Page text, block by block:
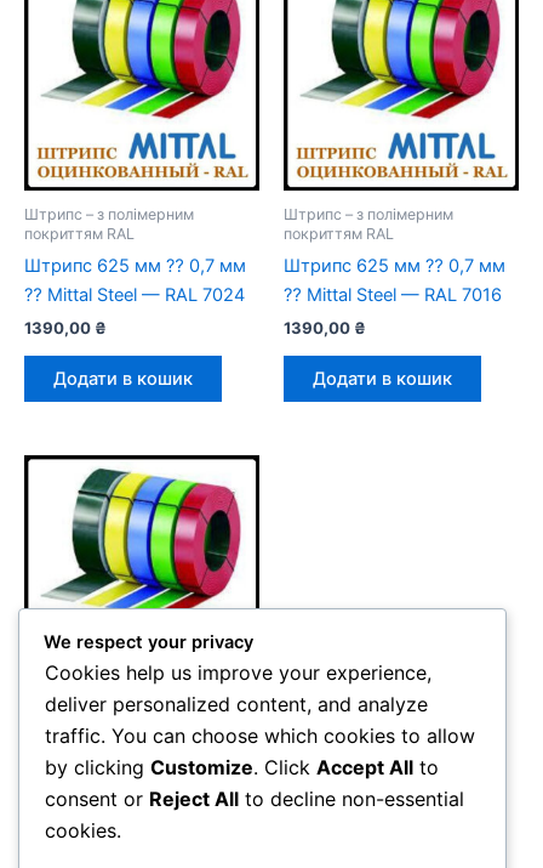
Штрипс – з полімерним
покриттям RAL
Штрипс 625 мм ⁇ 0,7 мм
⁇ Mittal Steel — RAL 7024
1390,00 ₴
Додати в кошик
Штрипс – з полімерним
покриттям RAL
Штрипс 625 мм ⁇ 0,7 мм
⁇ Mittal Steel — RAL 7016
1390,00 ₴
Додати в кошик
Штрипс – з полімерним
покриттям RAL
Штрипс 625 мм ⁇ 0,7 мм
⁇ Mittal Steel — RAL 1015
1390,00₴
We respect your privacy
Cookies help us improve your experience,
deliver personalized content, and analyze
traffic. You can choose which cookies to allow
by clicking Customize. Click Accept All to
consent or Reject All to decline non-essential
cookies.